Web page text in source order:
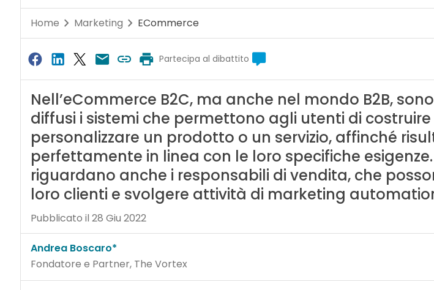
Home Marketing ECommerce
Partecipa al dibattito
Nell’eCommerce B2C, ma anche nel mondo B2B,
diffusi i sistemi che permettono agli utenti di costruire
personalizzare un prodotto o un servizio, affinché
perfettamente in linea con le loro specifiche
riguardano anche i responsabili di vendita, che
loro clienti e svolgere attività di marketing
Pubblicato il 28 Giu 2022
Andrea Boscaro*
Fondatore e Partner, The Vortex